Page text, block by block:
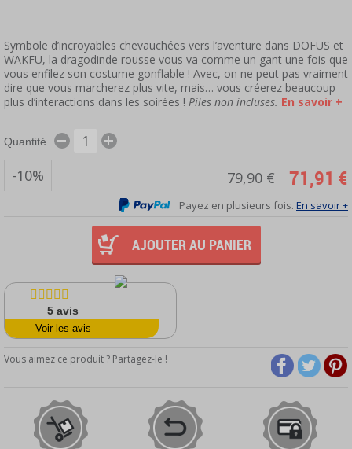
Symbole d’incroyables chevauchées vers l’aventure dans DOFUS et
WAKFU, la dragodinde rousse vous va comme un gant une fois que
vous enfilez son costume gonflable ! Avec, on ne peut pas vraiment
dire que vous marcherez plus vite, mais… vous créerez beaucoup
plus d’interactions dans les soirées ! Piles non incluses. En savoir +
Quantité
-10% 71,91 €
79,90 €
Payez en plusieurs fois. En savoir +
AJOUTER AU PANIER
5avis
Voir les avis
Vous aimez ce produit ? Partagez-le !